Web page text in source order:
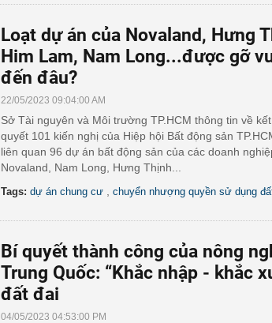
Loạt dự án của Novaland, Hưng
Him Lam, Nam Long...được gỡ
đến đâu?
22/05/2023 09:04:00 AM
Sở Tài nguyên và Môi trường TP.HCM thông tin về
quyết 101 kiến nghị của Hiệp hội Bất động sản
liên quan 96 dự án bất động sản của các doanh
Novaland, Nam Long, Hưng Thịnh...
Tags: dự án chung cư chuyển nhượng quyền sử dụng
Bí quyết thành công của nông
Trung Quốc: “Khắc nhập - khắc
đất đai
04/05/2023 04:53:00 PM